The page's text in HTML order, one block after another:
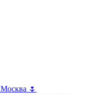
🌷